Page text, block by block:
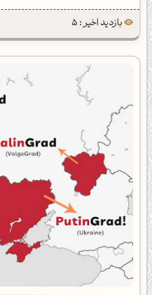
بازدید اخیر : 5